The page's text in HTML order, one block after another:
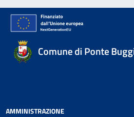
Comune di Ponte
AMMINISTRAZIONE